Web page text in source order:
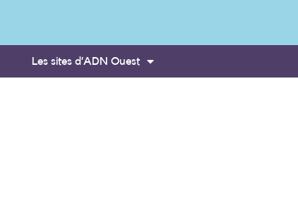
Les sites d’ADN Ouest